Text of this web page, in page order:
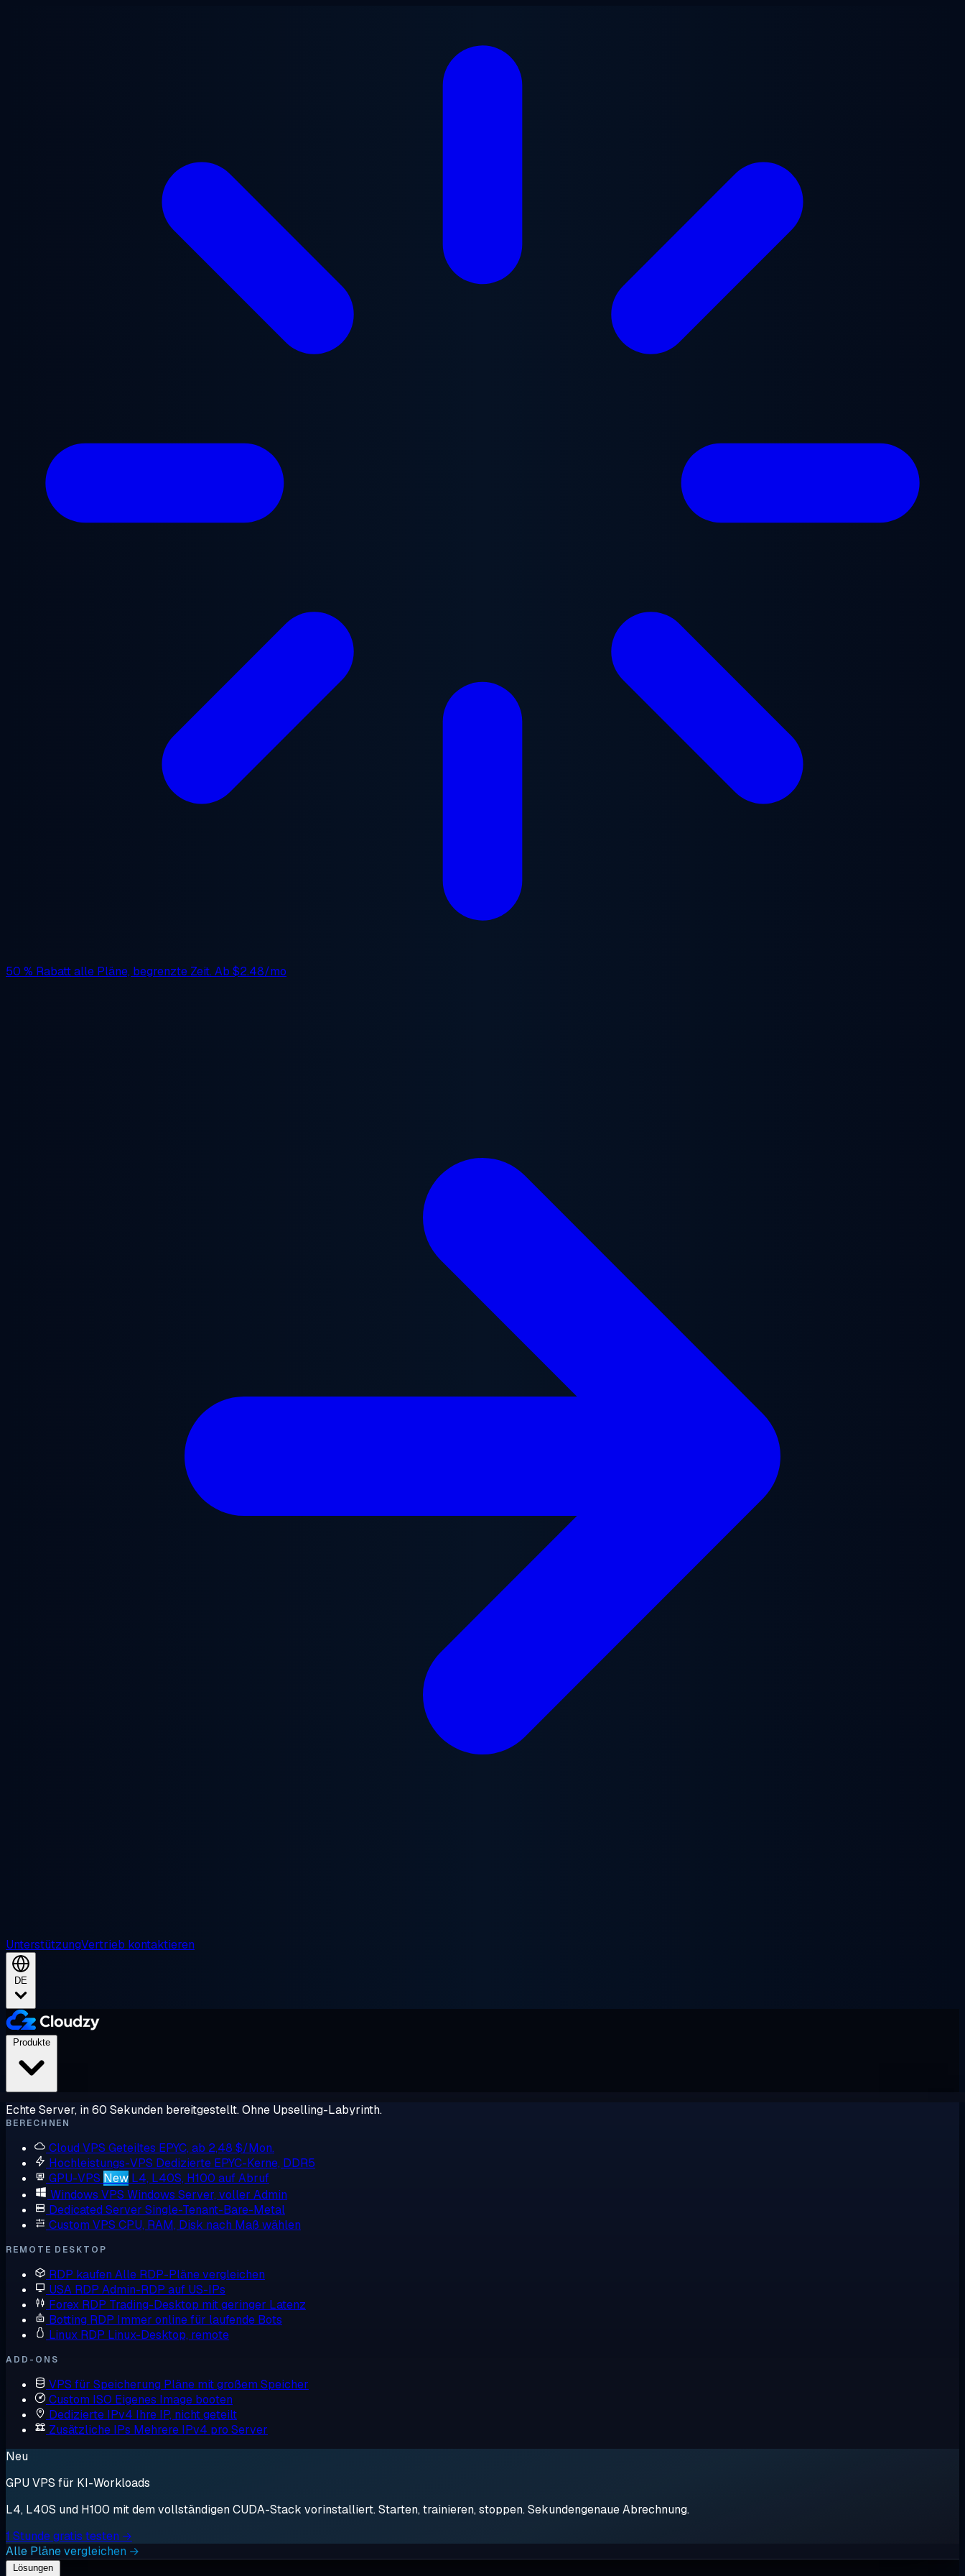
50 % Rabattalle Pläne, begrenzte Zeit. Ab $2.48/mo
UnterstützungVertrieb kontaktieren
DE
Echte Server, in 60 Sekunden bereitgestellt. Ohne Upselling-Labyrinth.
BERECHNEN
Cloud VPS Geteiltes EPYC, ab 2,48 $/Mon.
Hochleistungs-VPS Dedizierte EPYC-Kerne, DDR5
GPU-VPS New L4, L40S, H100 auf Abruf
Windows VPS Windows Server, voller Admin
Dedicated Server Single-Tenant-Bare-Metal
Custom VPS CPU, RAM, Disk nach Maß wählen
REMOTE DESKTOP
RDP kaufen Alle RDP-Pläne vergleichen
USA RDP Admin-RDP auf US-IPs
Forex RDP Trading-Desktop mit geringer Latenz
Botting RDP Immer online für laufende Bots
Linux RDP Linux-Desktop, remote
ADD-ONS
VPS für Speicherung Pläne mit großem Speicher
Custom ISO Eigenes Image booten
Dedizierte IPv4 Ihre IP, nicht geteilt
Zusätzliche IPs Mehrere IPv4 pro Server
Neu
GPU VPS für KI-Workloads
L4, L40S und H100 mit dem vollständigen CUDA-Stack vorinstalliert. Starten, trainieren, stoppen. Sekundengenaue Abrechnung.
1 Stunde gratis testen →
Alle Pläne vergleichen →